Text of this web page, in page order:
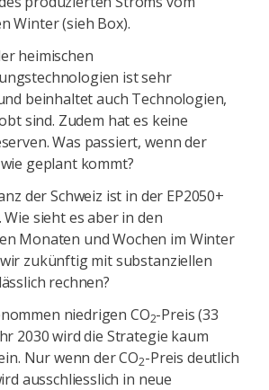
Winter (sieh Box).
heimischen
ist sehr
beinhaltet auch Technologien,
sind. Zudem hat es keine
Was passiert, wenn der
geplant kommt?
der Schweiz ist in der EP2050+
sieht es aber in den
Monaten und Wochen im Winter
zukünftig mit substanziellen
rechnen?
niedrigen CO2-Preis (33
2030 wird die Strategie kaum
Nur wenn der CO2-Preis deutlich
ausschliesslich in neue